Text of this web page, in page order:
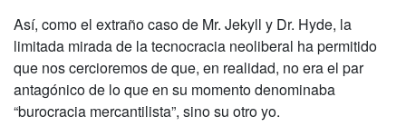
Así, como el extraño caso de Mr. Jekyll y Dr. Hyde, la
limitada mirada de la tecnocracia neoliberal ha permitido
que nos cercioremos de que, en realidad, no era el par
antagónico de lo que en su momento denominaba
“burocracia mercantilista”, sino su otro yo.